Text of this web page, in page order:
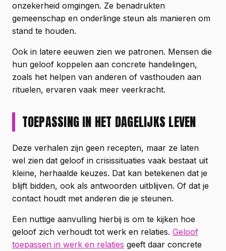
onzekerheid omgingen. Ze benadrukten
gemeenschap en onderlinge steun als manieren om
stand te houden.
Ook in latere eeuwen zien we patronen. Mensen die
hun geloof koppelen aan concrete handelingen,
zoals het helpen van anderen of vasthouden aan
rituelen, ervaren vaak meer veerkracht.
TOEPASSING IN HET DAGELIJKS LEVEN
Deze verhalen zijn geen recepten, maar ze laten
wel zien dat geloof in crisissituaties vaak bestaat uit
kleine, herhaalde keuzes. Dat kan betekenen dat je
blijft bidden, ook als antwoorden uitblijven. Of dat je
contact houdt met anderen die je steunen.
Een nuttige aanvulling hierbij is om te kijken hoe
geloof zich verhoudt tot werk en relaties. Geloof
toepassen in werk en relaties geeft daar concrete